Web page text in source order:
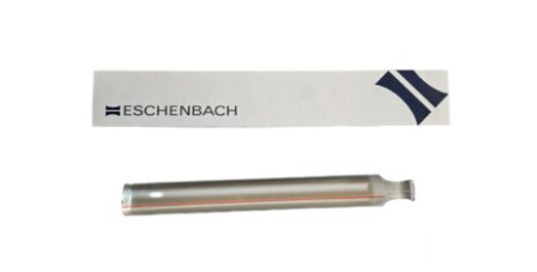
Leselupe Eschenbach 2605, 1,8 x